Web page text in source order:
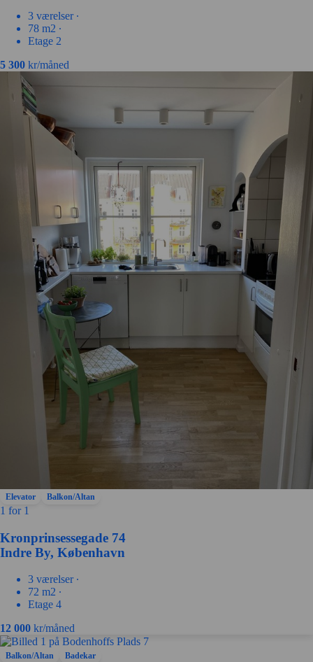
3 værelser ∙
78 m2 ∙
Etage 2
5 300 kr/måned
Elevator Balkon/Altan
1 for 1
Kronprinsessegade 74
Indre By, København
3 værelser ∙
72 m2 ∙
Etage 4
12 000 kr/måned
Balkon/Altan Badekar